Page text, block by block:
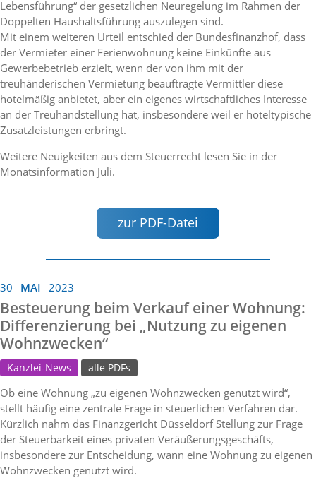
Lebensführung“ der gesetzlichen Neuregelung im Rahmen der
Doppelten Haushaltsführung auszulegen sind.
Mit einem weiteren Urteil entschied der Bundesfinanzhof, dass
der Vermieter einer Ferienwohnung keine Einkünfte aus
Gewerbebetrieb erzielt, wenn der von ihm mit der
treuhänderischen Vermietung beauftragte Vermittler diese
hotelmäßig anbietet, aber ein eigenes wirtschaftliches Interesse
an der Treuhandstellung hat, insbesondere weil er hoteltypische
Zusatzleistungen erbringt.
Weitere Neuigkeiten aus dem Steuerrecht lesen Sie in der
Monatsinformation Juli.
zur PDF-Datei
30 MAI 2023
Besteuerung beim Verkauf einer Wohnung:
Differenzierung bei „Nutzung zu eigenen
Wohnzwecken“
Kanzlei-News alle PDFs
Ob eine Wohnung „zu eigenen Wohnzwecken genutzt wird“,
stellt häufig eine zentrale Frage in steuerlichen Verfahren dar.
Kürzlich nahm das Finanzgericht Düsseldorf Stellung zur Frage
der Steuerbarkeit eines privaten Veräußerungsgeschäfts,
insbesondere zur Entscheidung, wann eine Wohnung zu eigenen
Wohnzwecken genutzt wird.